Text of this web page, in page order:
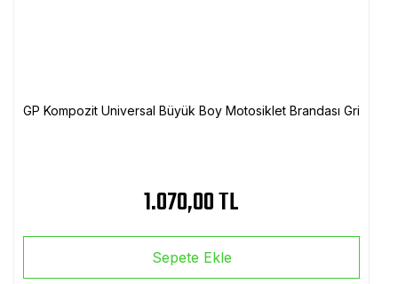
GP Kompozit Universal Büyük Boy Motosiklet Brandası Gri
1.070,00 TL
Sepete Ekle